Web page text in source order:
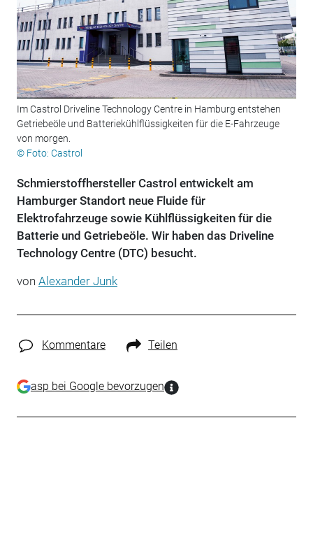
Im Castrol Driveline Technology Centre in Hamburg entstehen
Getriebeöle und Batteriekühlflüssig­keiten für die E-Fahrzeuge
von morgen.
© Foto: Castrol
Schmierstoffhersteller Castrol entwickelt am
Hamburger Standort neue Fluide für
Elektrofahrzeuge sowie Kühlflüssigkeiten für die
Batterie und Getriebeöle. Wir haben das Driveline
Technology Centre (DTC) besucht.
von Alexander Junk
Kommentare Teilen
asp bei Google bevorzugen